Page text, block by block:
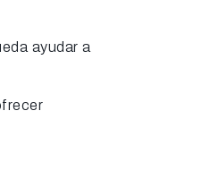
ayudar a